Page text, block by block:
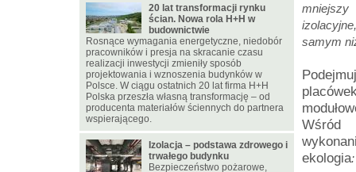
samym
Wśród
ekologia
20 lat transformacji rynku
ścian. Nowa rola H+H w
budownictwie
Rosnące wymagania energetyczne, niedobór
pracowników i presja na skracanie czasu
realizacji inwestycji zmieniły sposób
projektowania i wznoszenia budynków w
Polsce. W ciągu ostatnich 20 lat firma H+H
Polska przeszła własną transformację – od
producenta materiałów ściennych do partnera
wspierającego.
Izolacja – podstawa zdrowego i
trwałego budynku
Bezpieczeństwo pożarowe,